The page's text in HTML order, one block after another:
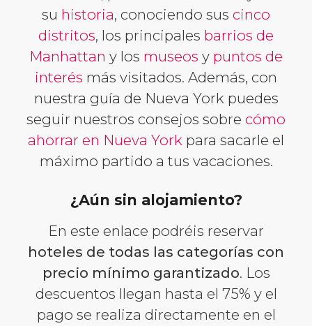
su historia, conociendo sus cinco
distritos, los principales barrios de
Manhattan y los museos y puntos de
interés más visitados. Además, con
nuestra guía de Nueva York puedes
seguir nuestros consejos sobre cómo
ahorrar en Nueva York para sacarle el
máximo partido a tus vacaciones.
¿Aún sin alojamiento?
En este enlace podréis reservar
hoteles de todas las categorías con
precio mínimo garantizado. Los
descuentos llegan hasta el 75% y el
pago se realiza directamente en el